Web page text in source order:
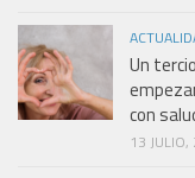
Un
con
13